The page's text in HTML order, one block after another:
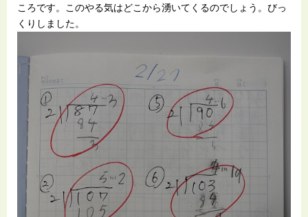
ころです。このやる気はどこから湧いてくるのでしょう。びっ
くりしました。